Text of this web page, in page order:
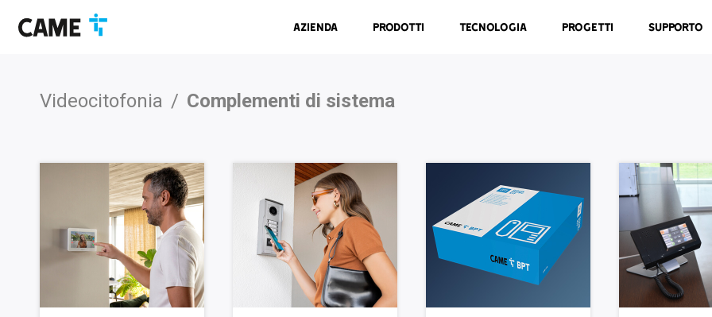
barra
contenuto
footer
Azienda Prodotti Tecnologia Progetti Supporto
Videocitofonia / Complementi di sistema